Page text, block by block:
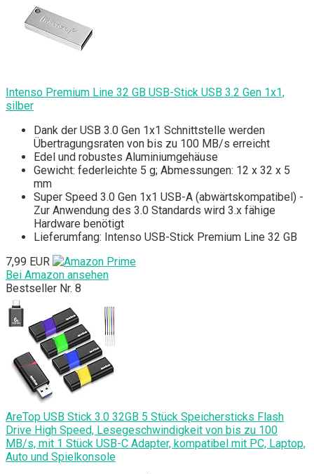
Intenso Premium Line 32 GB USB-Stick USB 3.2 Gen 1x1,
silber
Dank der USB 3.0 Gen 1x1 Schnittstelle werden
Übertragungsraten von bis zu 100 MB/s erreicht
Edel und robustes Aluminiumgehäuse
Gewicht: federleichte 5 g; Abmessungen: 12 x 32 x 5
mm
Super Speed 3.0 Gen 1x1 USB-A (abwärtskompatibel) -
Zur Anwendung des 3.0 Standards wird 3.x fähige
Hardware benötigt
Lieferumfang: Intenso USB-Stick Premium Line 32 GB
7,99 EUR
Bei Amazon ansehen
Bestseller Nr. 8
AreTop USB Stick 3.0 32GB 5 Stück Speichersticks Flash
Drive High Speed, Lesegeschwindigkeit von bis zu 100
MB/s, mit 1 Stück USB-C Adapter, kompatibel mit PC, Laptop,
Auto und Spielkonsole